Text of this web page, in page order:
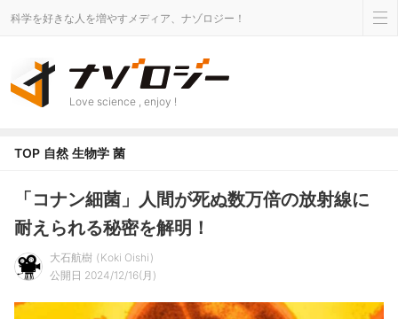
科学を好きな人を増やすメディア、ナゾロジー！
Love science , enjoy !
TOP 自然 生物学 菌
「コナン細菌」人間が死ぬ数万倍の放射線に
耐えられる秘密を解明！
大石航樹
Koki Oishi
公開日 2024/12/16(月)